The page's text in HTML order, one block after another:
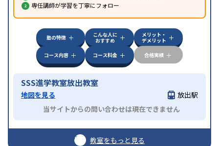
専任講師が学習を丁寧にフォロー
塾の特徴
こんな人に
おすすめ
メリット・
デメリット
コース内容
コース料金 合格実績
SSS進学教室放出教室
地図を見る
放出駅
当サイトからの問い合わせは現在できません
教室をもっと見る